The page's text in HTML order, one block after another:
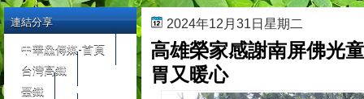
2024年12月31日星期二
高雄榮家感謝南屏佛光
胃又暖心
連結分享
中華鱻傳媒-首頁
台灣高鐵
臺鐵